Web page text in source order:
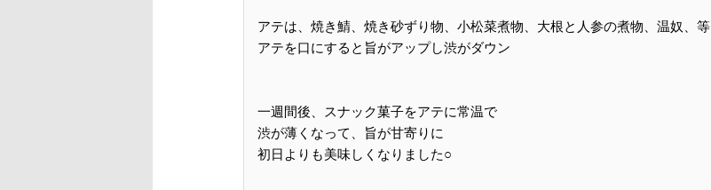
アテは、焼き鯖、焼き砂ずり物、小松菜煮物、大根と人参の煮物、温奴、等
アテを口にすると旨がアップし渋がダウン
一週間後、スナック菓子をアテに常温で
渋が薄くなって、旨が甘寄りに
初日よりも美味しくなりました○